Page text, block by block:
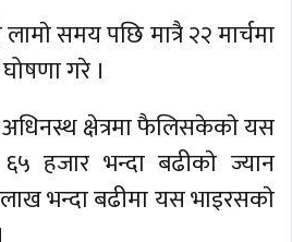
समय पछि मात्रै २२ मार्चमा
घोषणा गरे ।
क्षेत्रमा फैलिसकेकाे यस
हजार भन्दा बढीकाे ज्यान
भन्दा बढीमा यस भाइरसकाे